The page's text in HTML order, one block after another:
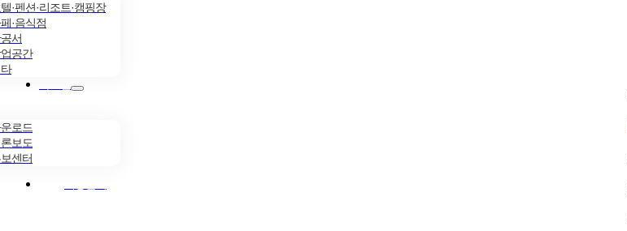
·펜션·리조트·캠핑장
·음식점
서
공간
로드
보도
센터